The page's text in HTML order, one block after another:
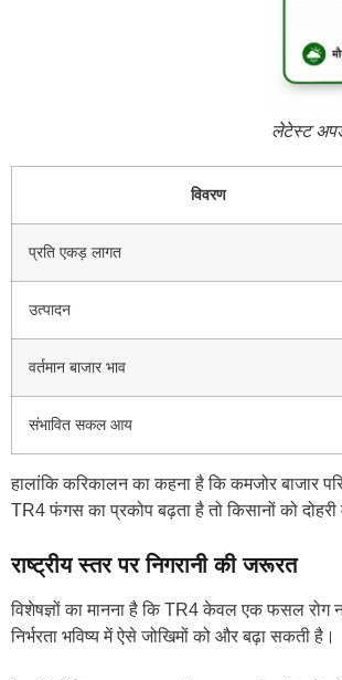
लेटेस्ट
विवरण
प्रति एकड़ लागत
उत्पादन
वर्तमान बाजार भाव
संभावित सकल आय
हालांकि करिकालन का कहना है कि कमजोर बाजार
TR4 फंगस का प्रकोप बढ़ता है तो किसानों को
राष्ट्रीय स्तर पर निगरानी की जरूरत
विशेषज्ञों का मानना है कि TR4 केवल एक फसल रोग
निर्भरता भविष्य में ऐसे जोखिमों को और बढ़ा सकती है।